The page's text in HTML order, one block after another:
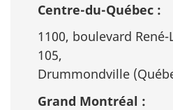
Centre-du-Québec :
1100, boulevard
105,
Drummondville
Grand Montréal :